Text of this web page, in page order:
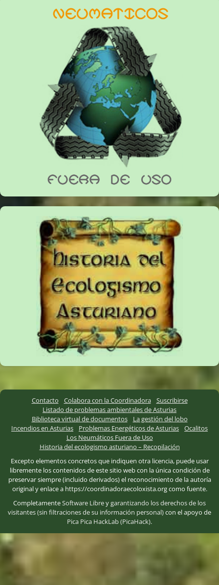
Contacto Colabora con la Coordinadora
Suscribirse
Listado de problemas ambientales de Asturias
Biblioteca virtual de documentos
La gestión del lobo
Incendios en Asturias
Problemas Energéticos de Asturias
Ocalitos
Los Neumáticos Fuera de Uso
Historia del ecologismo asturiano – Recopilación
Excepto elementos concretos que indiquen otra licencia, puede usar
libremente los contenidos de este sitio web con la única condición de
preservar siempre (incluido derivados) el reconocimiento de la autoría
original y enlace a https://coordinadoraecoloxista.org como fuente.
CompletamenteSoftware Libreygarantizando los derechos de los
visitantes (sin filtraciones de su información personal)con el apoyo de
Pica Pica HackLab (PicaHack).